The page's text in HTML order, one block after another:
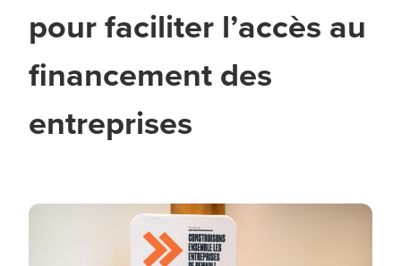
pour faciliter l’accès au
financement des
entreprises